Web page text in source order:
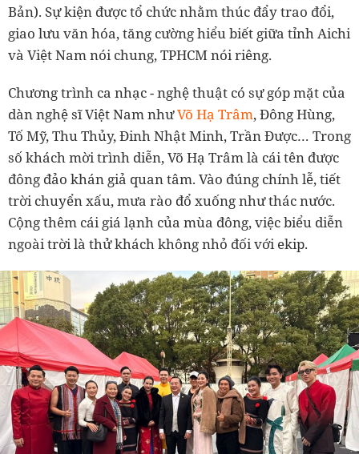
Bản). Sự kiện được tổ chức nhằm thúc đẩy trao đổi,
giao lưu văn hóa, tăng cường hiểu biết giữa tỉnh Aichi
và Việt Nam nói chung, TPHCM nói riêng.
Chương trình ca nhạc - nghệ thuật có sự góp mặt của
dàn nghệ sĩ Việt Nam nhưVõ Hạ Trâm, Đông Hùng,
Tố Mỹ, Thu Thủy, Đinh Nhật Minh, Trần Được… Trong
số khách mời trình diễn, Võ Hạ Trâm là cái tên được
đông đảo khán giả quan tâm. Vào đúng chính lễ, tiết
trời chuyển xấu, mưa rào đổ xuống như thác nước.
Cộng thêm cái giá lạnh của mùa đông, việc biểu diễn
ngoài trời là thử khách không nhỏ đối với ekip.